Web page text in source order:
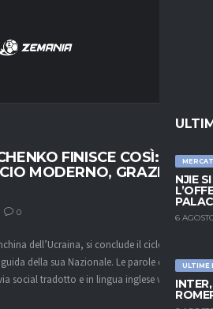
NJIE
6
ULTIME
FINISCE COSÌ:
MODERNO, GRAZIE A
0
dell’Ucraina, si conclude il ciclo di
della sua Nazionale. Le parole del
social tradotto e in lingua inglese via